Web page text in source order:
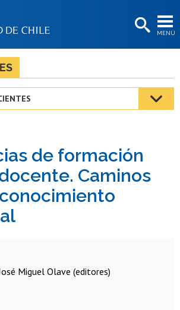
MENÚ
BIBLIOTECAS
LA UNIVERSIDAD
Estudiantes
Funcionarias/os
Egresadas/os
de formación
Caminos
Miguel Olave (editores)